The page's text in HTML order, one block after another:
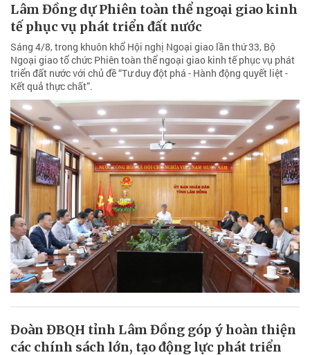
Lâm Đồng dự Phiên toàn thể ngoại giao kinh
tế phục vụ phát triển đất nước
Sáng 4/8, trong khuôn khổ Hội nghị Ngoại giao lần thứ 33, Bộ
Ngoại giao tổ chức Phiên toàn thể ngoại giao kinh tế phục vụ phát
triển đất nước với chủ đề “Tư duy đột phá - Hành động quyết liệt -
Kết quả thực chất”.
Đoàn ĐBQH tỉnh Lâm Đồng góp ý hoàn thiện
các chính sách lớn, tạo động lực phát triển